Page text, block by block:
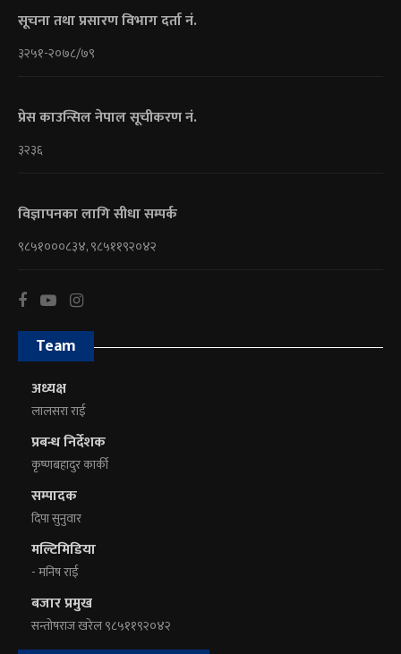
सूचना तथा प्रसारण विभाग दर्ता नं.
३२५१-२०७८/७९
प्रेस काउन्सिल नेपाल सूचीकरण नं.
३२३६
विज्ञापनका लागि सीधा सम्पर्क
९८५१०००८३४, ९८५११९२०४२
Team
अध्यक्ष
लालसरा राई
प्रबन्ध निर्देशक
कृष्णबहादुर कार्की
सम्पादक
दिपा सुनुवार
मल्टिमिडिया
- मनिष राई
बजार प्रमुख
सन्तोषराज खरेल ९८५११९२०४२